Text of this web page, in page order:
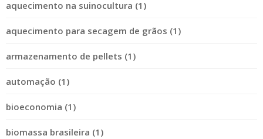
aquecimento na suinocultura (1)
aquecimento para secagem de grãos (1)
armazenamento de pellets (1)
automação (1)
bioeconomia (1)
biomassa brasileira (1)